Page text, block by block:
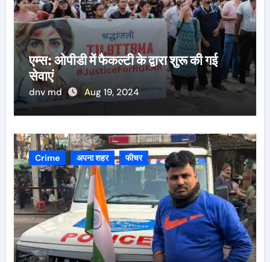
एम्स: ओपीडी में फैकल्टी के द्वारा शुरू की गई
सेवाएं
dnv md Aug 19, 2024
Crime अपना शहर फीचर